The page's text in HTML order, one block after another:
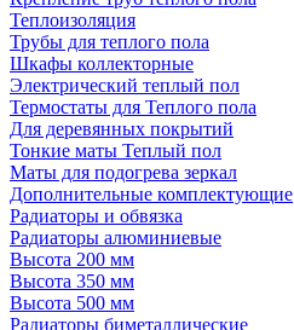
Теплоизоляция
Трубы для теплого пола
Шкафы коллекторные
Электрический теплый пол
Термостаты для Теплого пола
Для деревянных покрытий
Тонкие маты Теплый пол
Маты для подогрева зеркал
Дополнительные комплектующие
Радиаторы и обвязка
Радиаторы алюминиевые
Высота 200 мм
Высота 350 мм
Высота 500 мм
Радиаторы биметаллические